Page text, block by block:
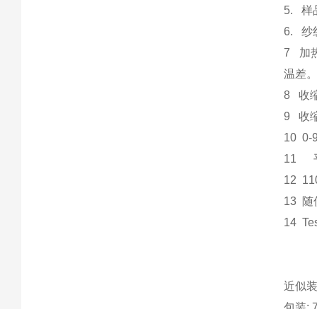
5. 样
6. 纱
7 加
温差
8 收
9 收
10 0-
11
12
13 随
14
近似